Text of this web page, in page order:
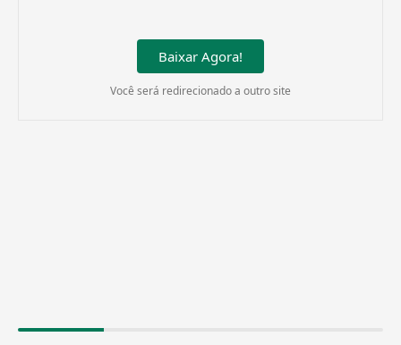
Baixar Agora!
Você será redirecionado a outro site